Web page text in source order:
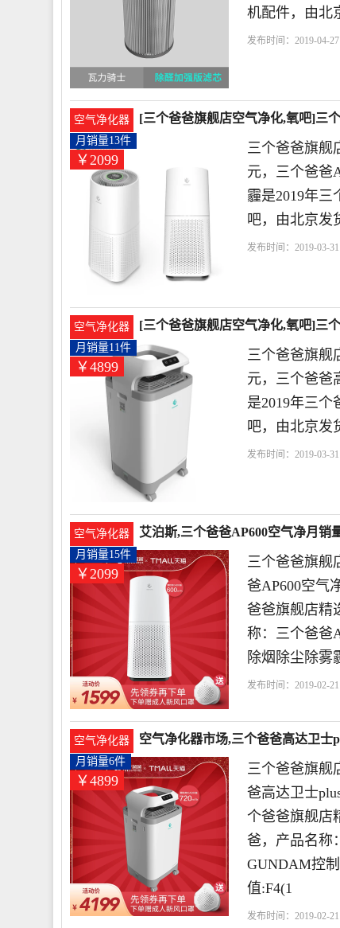
机配件，由北
发布时间：2019-04-
空气净化器 [三个爸爸旗舰店空气净化,氧吧]三
￥2099
月销量13件
三个爸爸旗舰
元，三个爸爸
霾是2019年
吧，由北京发
发布时间：2019-03-
空气净化器 [三个爸爸旗舰店空气净化,氧吧]三
￥4899
月销量11件
三个爸爸旗舰
元，三个爸爸
是2019年三
吧，由北京发
发布时间：2019-03-
空气净化器 艾泊斯,三个爸爸AP600空气净月销
￥2099
月销量15件
三个爸爸旗舰
爸AP600空气
爸爸旗舰店精
称：三个爸爸
除烟除尘除雾
发布时间：2019-02-
空气净化器 空气净化器市场,三个爸爸高达卫士
￥4899
月销量6件
三个爸爸旗舰
爸高达卫士
个爸爸旗舰店
爸，产品名称
GUNDAM控
值:F4(1
发布时间：2019-02-